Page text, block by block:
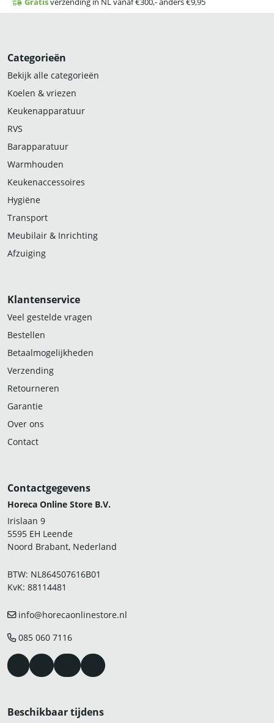
Gratisverzending in NL vanaf €300,- anders €9,95
Categorieën
Bekijk alle categorieën
Koelen & vriezen
Keukenapparatuur
RVS
Barapparatuur
Warmhouden
Keukenaccessoires
Hygiëne
Transport
Meubilair & Inrichting
Afzuiging
Klantenservice
Veel gestelde vragen
Bestellen
Betaalmogelijkheden
Verzending
Retourneren
Garantie
Over ons
Contact
Contactgegevens
Horeca Online Store B.V.
Irislaan 9
5595 EH Leende
Noord Brabant, Nederland
BTW: NL864507616B01
KvK: 88114481
info@horecaonlinestore.nl
085 060 7116
Beschikbaar tijdens